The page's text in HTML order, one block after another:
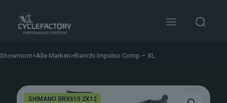
Showroom>Alle Marken>Bianchi Impulso Comp – XL
SHIMANO GRX610 2X12